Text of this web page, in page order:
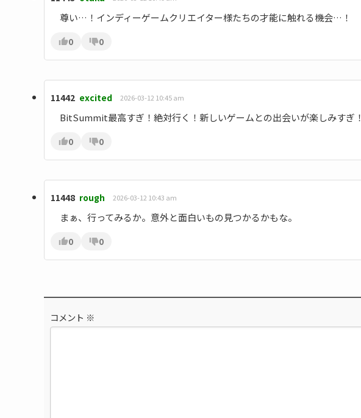
尊い…！インディーゲームクリエイター様たちの才能に触れる機会…！
0 0
11442 excited 2026-03-12 10:45 am
BitSummit最高すぎ！絶対行く！新しいゲームとの出会いが楽しみすぎ！
0 0
11448 rough 2026-03-12 10:43 am
まぁ、行ってみるか。意外と面白いもの見つかるかもな。
0 0
コメント ※